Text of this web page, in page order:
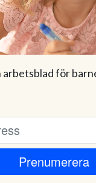
arbetsblad för